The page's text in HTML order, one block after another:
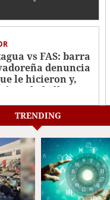
en la Leagues
vs FAS: barra
denuncia
le hicieron y,
es la bella
TRENDING